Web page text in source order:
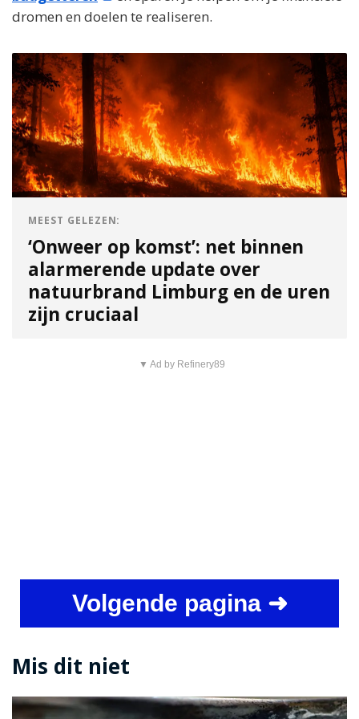
dromen en doelen te realiseren.
MEEST GELEZEN:
‘Onweer op komst’: net binnen
alarmerende update over
natuurbrand Limburg en de uren
zijn cruciaal
▼ Ad by Refinery89
Volgende pagina ➜
Mis dit niet